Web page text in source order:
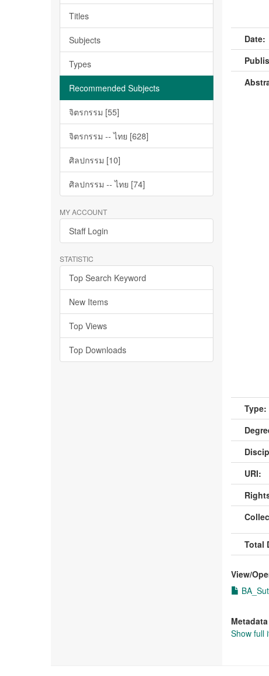
Titles
Subjects
Types
Recommended Subjects
จิตรกรรม [55]
จิตรกรรม -- ไทย [628]
ศิลปกรรม [10]
ศิลปกรรม -- ไทย [74]
MY ACCOUNT
Staff Login
STATISTIC
Top Search Keyword
New Items
Top Views
Top Downloads
Date:
Type:
URI:
Total
View/
Metadata
Show full